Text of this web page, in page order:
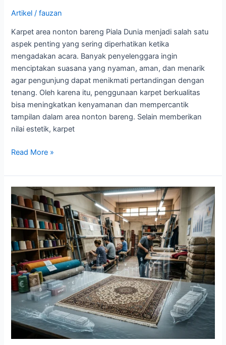
Artikel /fauzan
Karpet area nonton bareng Piala Dunia menjadi salah satu
aspek penting yang sering diperhatikan ketika
mengadakan acara. Banyak penyelenggara ingin
menciptakan suasana yang nyaman, aman, dan menarik
agar pengunjung dapat menikmati pertandingan dengan
tenang. Oleh karena itu, penggunaan karpet berkualitas
bisa meningkatkan kenyamanan dan mempercantik
tampilan dalam area nonton bareng. Selain memberikan
nilai estetik, karpet
Read More »
Dampak
Fluktuasi
Nilai
Tukar
pada
Industri
Karpet
dan
UMKM